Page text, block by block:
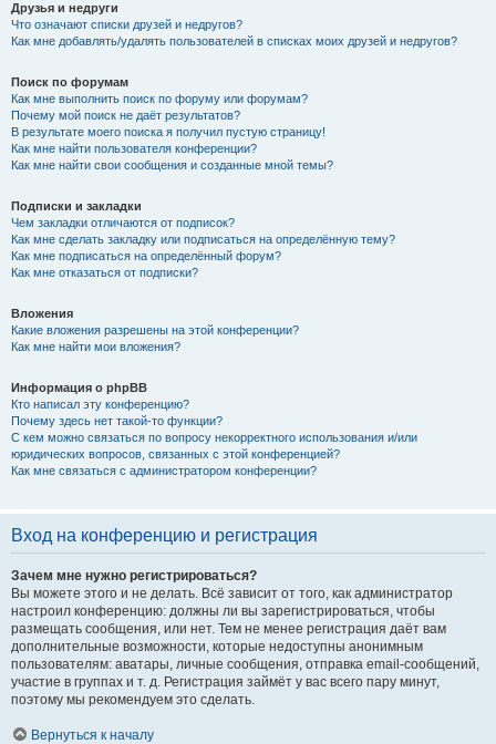
Друзья и недруги
Что означают списки друзей и недругов?
Как мне добавлять/удалять пользователей в списках моих друзей и недругов?
Поиск по форумам
Как мне выполнить поиск по форуму или форумам?
Почему мой поиск не даёт результатов?
В результате моего поиска я получил пустую страницу!
Как мне найти пользователя конференции?
Как мне найти свои сообщения и созданные мной темы?
Подписки и закладки
Чем закладки отличаются от подписок?
Как мне сделать закладку или подписаться на определённую тему?
Как мне подписаться на определённый форум?
Как мне отказаться от подписки?
Вложения
Какие вложения разрешены на этой конференции?
Как мне найти мои вложения?
Информация о phpBB
Кто написал эту конференцию?
Почему здесь нет такой-то функции?
С кем можно связаться по вопросу некорректного использования и/или
юридических вопросов, связанных с этой конференцией?
Как мне связаться с администратором конференции?
Вход на конференцию и регистрация
Зачем мне нужно регистрироваться?
Вы можете этого и не делать. Всё зависит от того, как администратор
настроил конференцию: должны ли вы зарегистрироваться, чтобы
размещать сообщения, или нет. Тем не менее регистрация даёт вам
дополнительные возможности, которые недоступны анонимным
пользователям: аватары, личные сообщения, отправка email-сообщений,
участие в группах и т. д. Регистрация займёт у вас всего пару минут,
поэтому мы рекомендуем это сделать.
Вернуться к началу